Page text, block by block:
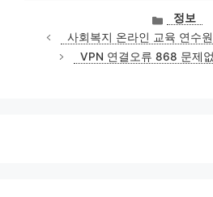
카
테
고
리
정보
사회복지 온라인 교육 연수
VPN 연결오류 868 문제